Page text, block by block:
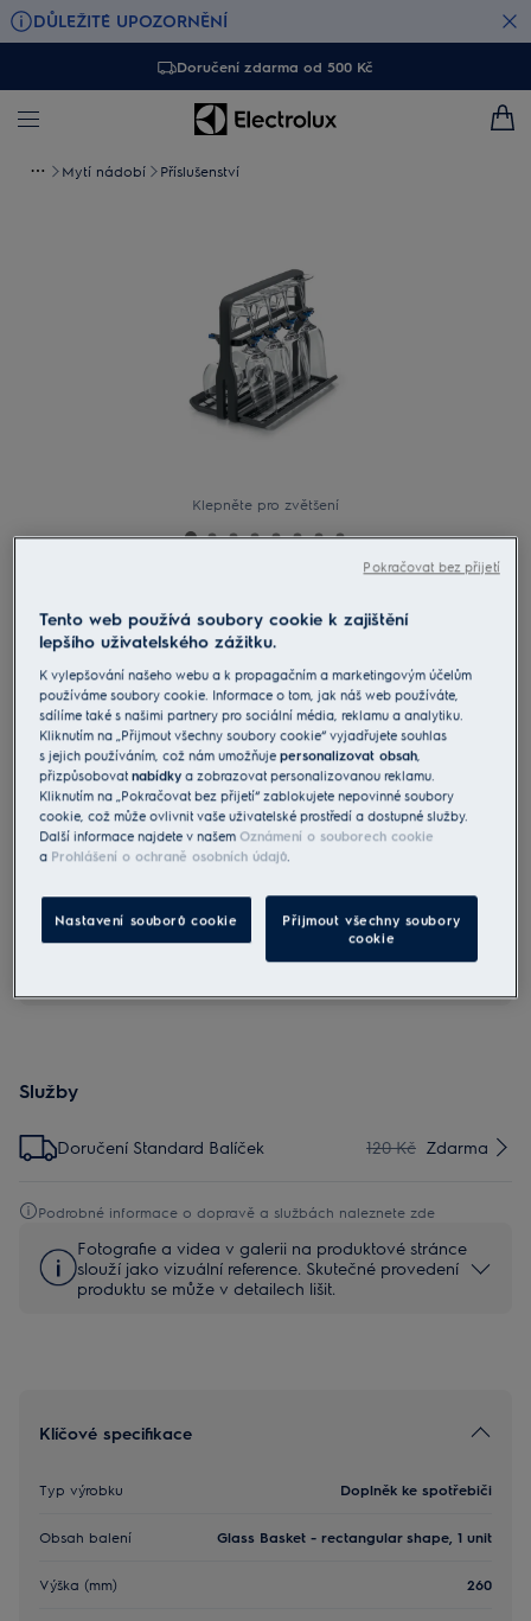
DŮLEŽITÉ UPOZORNĚNÍ
Doručení zdarma od 500 Kč
Mytí nádobí Příslušenství
Klepněte pro zvětšení
Držák sklenek do myčky nádobí
3.7 (9)
Benefity
Držák skleniček do myčky nádobí
Ohebné měkké úchyty a jezdce uchytí celou řadu sklenic různých
tvarů
Dostatečně objemný až pro 8 sklenic s nožkou
Bezpečnostní pokyny a bezpečnostní upozornění podle
Služby
Doručení Standard Balíček 120 Kč Zdarma
Podrobné informace o dopravě a službách naleznete zde
Fotografie a videa v galerii na produktové stránce
slouží jako vizuální reference. Skutečné provedení
produktu se může v detailech lišit.
Klíčové specifikace
Typ výrobku Doplněk ke spotřebiči
Obsah balení Glass Basket - rectangular shape, 1 unit
Výška (mm) 260
Tento web používá soubory cookie k zajištění
lepšího uživatelského zážitku.
K vylepšování našeho webu a k propagačním a marketingovým účelům
používáme soubory cookie. Informace o tom, jak náš web používáte,
sdílíme také s našimi partnery pro sociální média, reklamu a analytiku.
Kliknutím na „Přijmout všechny soubory cookie“ vyjadřujete souhlas
s jejich používáním, což nám umožňujepersonalizovat obsah
přizpůsobovatnabídky a zobrazovat personalizovanou reklamu.
Kliknutím na „Pokračovat bez přijetí“ zablokujete nepovinné soubory
cookie, což může ovlivnit vaše uživatelské prostředí a dostupné služby.
Další informace najdete v našemOznámení o souborech cookie
a Prohlášení o ochraně osobních údajů
Nastavení souborů cookie
Přijmout všechny soubory
cookie
Pokračovat bez přijetí